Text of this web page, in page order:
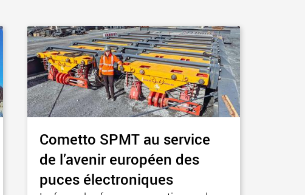
des charges plus légères aux
États-Unis
www.morello.us.com
pour des charges utiles
jusqu’à 25 000 t et au-delà
www.cometto.com
Cometto SPMT au service
de l’avenir européen des
puces électroniques